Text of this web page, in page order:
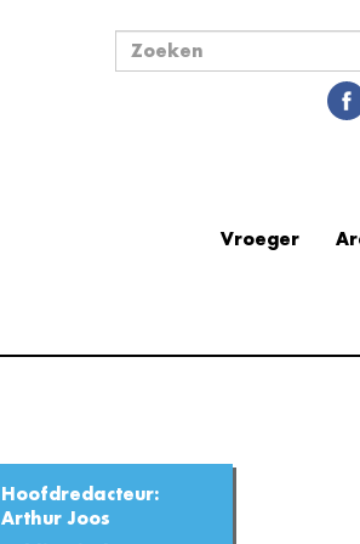
Zoekveld
Vroeger
Hoofdredacteur:
Arthur Joos